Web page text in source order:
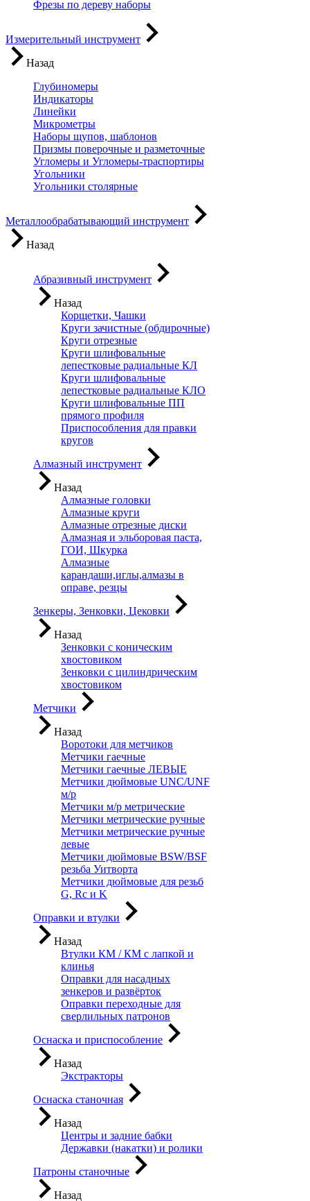
Фрезы по дереву наборы
Измерительный инструмент
Назад
Глубиномеры
Индикаторы
Линейки
Микрометры
Наборы щупов, шаблонов
Призмы поверочные и разметочные
Угломеры и Угломеры-траспортиры
Угольники
Угольники столярные
Металлообрабатывающий инструмент
Назад
Абразивный инструмент
Назад
Корщетки, Чашки
Круги зачистные (обдирочные)
Круги отрезные
Круги шлифовальные
лепестковые радиальные КЛ
Круги шлифовальные
лепестковые радиальные КЛО
Круги шлифовальные ПП
прямого профиля
Приспособления для правки
кругов
Алмазный инструмент
Назад
Алмазные головки
Алмазные круги
Алмазные отрезные диски
Алмазная и эльборовая паста,
ГОИ, Шкурка
Алмазные
карандаши,иглы,алмазы в
оправе, резцы
Зенкеры, Зенковки, Цековки
Назад
Зенковки с коническим
хвостовиком
Зенковки с цилиндрическим
хвостовиком
Метчики
Назад
Воротоки для метчиков
Метчики гаечные
Метчики гаечные ЛЕВЫЕ
Метчики дюймовые UNC/UNF
м/р
Метчики м/р метрические
Метчики метрические ручные
Метчики метрические ручные
левые
Метчики дюймовые BSW/BSF
резьба Уитворта
Метчики дюймовые для резьб
G, Rc и K
Оправки и втулки
Назад
Втулки КМ / КМ с лапкой и
клинья
Оправки для насадных
зенкеров и развёрток
Оправки переходные для
сверлильных патронов
Оснаска и приспособление
Назад
Экстракторы
Оснаска станочная
Назад
Центры и задние бабки
Державки (накатки) и ролики
Патроны станочные
Назад